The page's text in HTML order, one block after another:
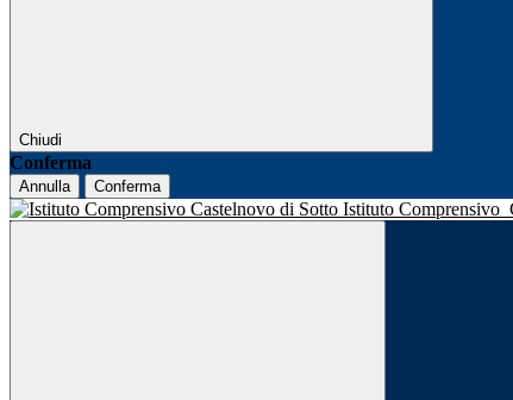
Chiudi
Conferma
Annulla Conferma
Istituto Comprensivo